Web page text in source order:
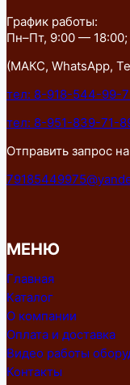
График работы:
Пн–Пт, 9:00 — 18:00;
(МАКС, WhatsApp,
тел: 8-918-544-99-
тел: 8-951-839-71-
Отправить запрос
МЕНЮ
Главная
Каталог
О компании
Оплата и доставка
Видео работы
Контакты